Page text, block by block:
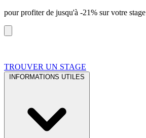
pour profiter de jusqu'à -21% sur votre stage
TROUVER UN STAGE
INFORMATIONS UTILES